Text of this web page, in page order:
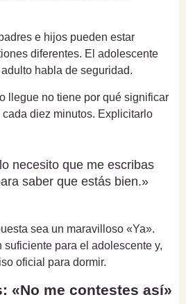
e hijos pueden estar
diferentes. El adolescente
habla de seguridad.
llegue no tiene por qué significar
diez minutos. Explicitarlo
necesito que me escribas
saber que estás bien.»
sea un maravilloso «Ya».
suficiente para el adolescente y,
oficial para dormir.
«No me contestes así»